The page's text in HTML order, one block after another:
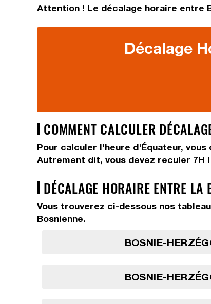
Attention ! Le décalage horaire entre
Décalage
COMMENT CALCULER
Pour calculer l'heure d'Équateur, vous
Autrement dit, vous devez reculer 7H
DÉCALAGE HORAIRE ENTRE LA
Vous trouverez ci-dessous nos
Bosnienne.
BOSNIE-
BOSNIE-